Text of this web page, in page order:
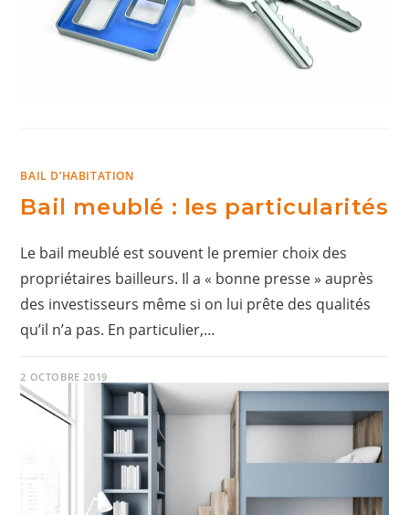
BAIL D’HABITATION
Bail meublé : les particularités
Le bail meublé est souvent le premier choix des
propriétaires bailleurs. Il a « bonne presse » auprès
des investisseurs même si on lui prête des qualités
qu’il n’a pas. En particulier,…
2 OCTOBRE 2019